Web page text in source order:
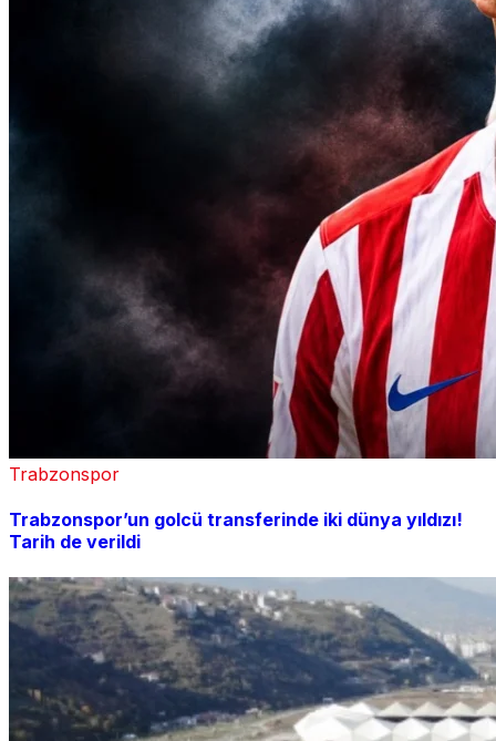
Trabzonspor
Trabzonspor’un golcü transferinde iki dünya yıldızı!
Tarih de verildi